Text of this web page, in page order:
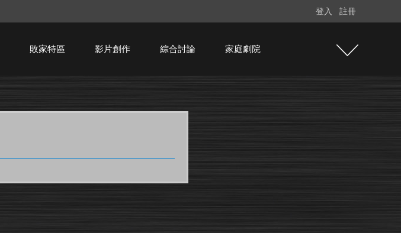
登入 註冊
敗家特區 影片創作 綜合討論 家庭劇院